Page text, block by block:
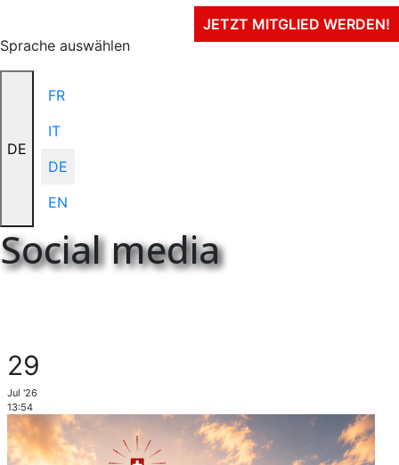
JETZT MITGLIED WERDEN!
Sprache auswählen
DE
FR
IT
DE
EN
Social media
29
Jul '26
13:54